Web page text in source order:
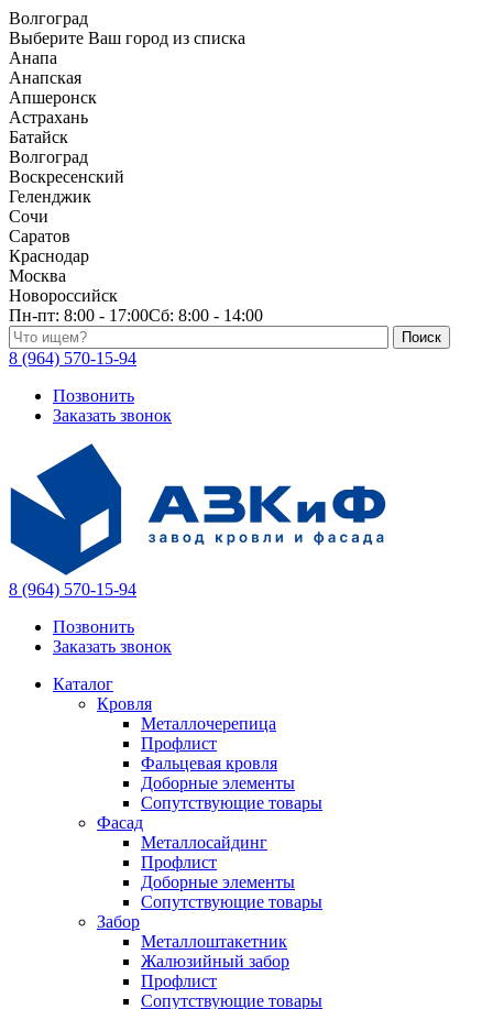
Волгоград
Выберите Ваш город из списка
Анапа
Анапская
Апшеронск
Астрахань
Батайск
Волгоград
Воскресенский
Геленджик
Сочи
Саратов
Краснодар
Москва
Новороссийск
Пн-пт: 8:00 - 17:00Сб: 8:00 - 14:00
Поиск по каталогу
8 (964) 570-15-94
Позвонить
Заказать звонок
8 (964) 570-15-94
Позвонить
Заказать звонок
Каталог
Кровля
Металлочерепица
Профлист
Фальцевая кровля
Доборные элементы
Сопутствующие товары
Фасад
Металлосайдинг
Профлист
Доборные элементы
Сопутствующие товары
Забор
Металлоштакетник
Жалюзийный забор
Профлист
Сопутствующие товары